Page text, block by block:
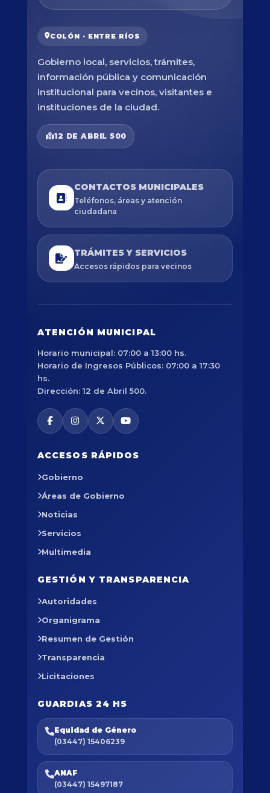
COLÓN · ENTRE RÍOS
Gobierno local, servicios, trámites,
información pública y comunicación
institucional para vecinos, visitantes e
instituciones de la ciudad.
12 DE ABRIL 500
CONTACTOS MUNICIPALES
Teléfonos, áreas y atención
ciudadana
TRÁMITES Y SERVICIOS
Accesos rápidos para vecinos
ATENCIÓN MUNICIPAL
Horario municipal: 07:00 a 13:00 hs.
Horario de Ingresos Públicos: 07:00 a 17:30
hs.
Dirección: 12 de Abril 500.
ACCESOS RÁPIDOS
Gobierno
Áreas de Gobierno
Noticias
Servicios
Multimedia
GESTIÓN Y TRANSPARENCIA
Autoridades
Organigrama
Resumen de Gestión
Transparencia
Licitaciones
GUARDIAS 24 HS
Equidad de Género
(03447) 15406239
ANAF
(03447) 15497187